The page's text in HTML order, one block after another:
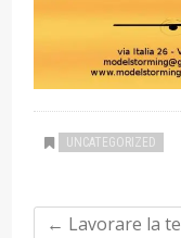
UNCATEGORIZED
← Lavorare la